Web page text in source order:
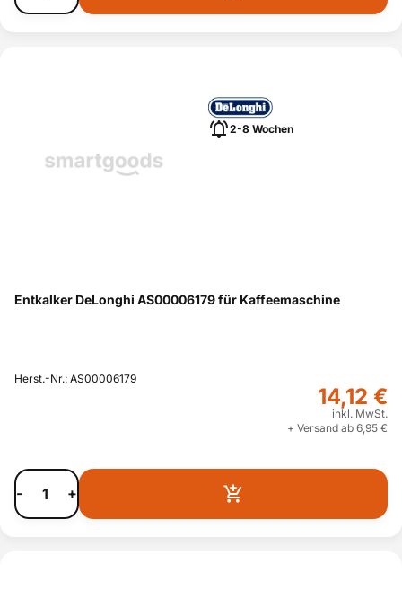
2-8 Wochen
Entkalker DeLonghi AS00006179 für Kaffeemaschine
Herst.-Nr.: AS00006179
14,12 €
inkl. MwSt.
+ Versand ab 6,95 €
- +